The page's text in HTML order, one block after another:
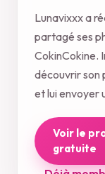
Lunavixxx a
partagé ses
CokinCokine.
découvrir son
et lui envoyer
Voir le
gratuite